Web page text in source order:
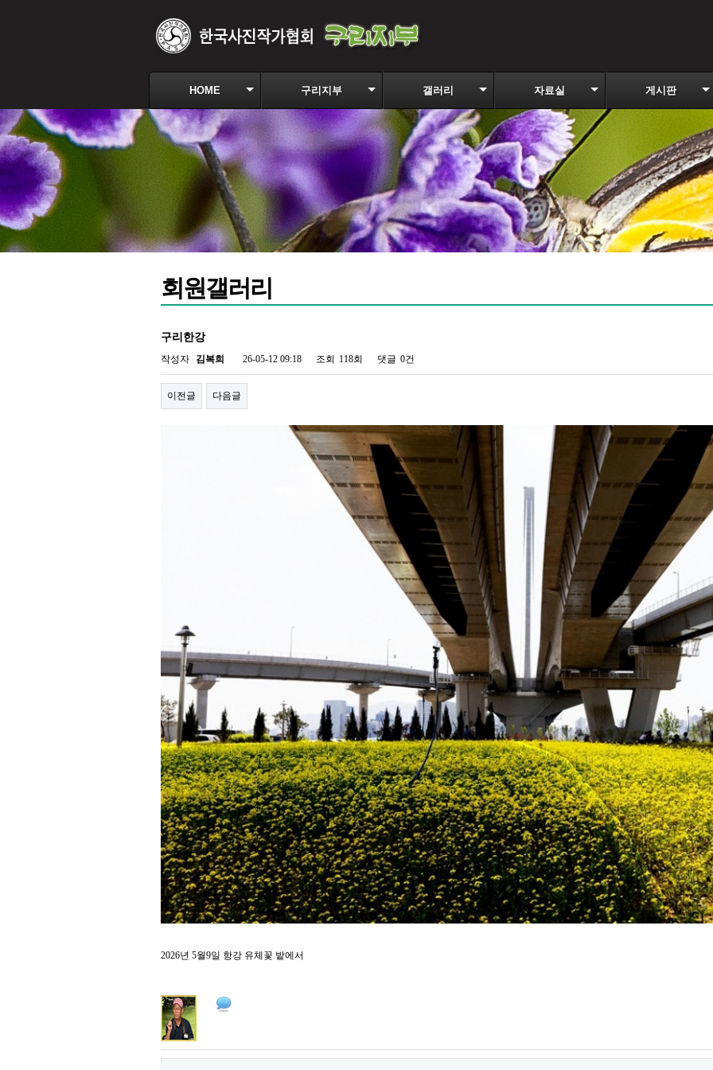
HOME 구리지부 갤러리 자료실 게시판
회원갤러리
구리한강
작성자 김복희 26-05-12 09:18 조회 118회 댓글 0건
이전글 다음글
2026년 5월9일 항강 유체꽃 밭에서